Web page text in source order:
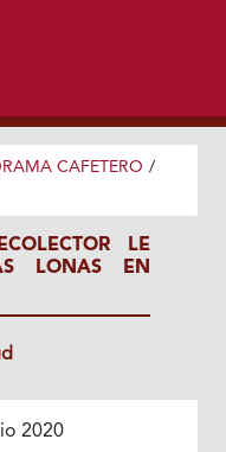
CAFETERO /
LE
LONAS EN
2020